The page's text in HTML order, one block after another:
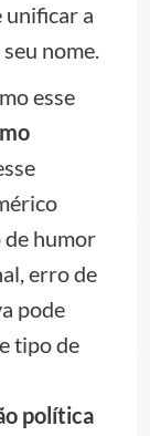
unificar a
nome.
esse
de humor
erro de
pode
tipo de
política